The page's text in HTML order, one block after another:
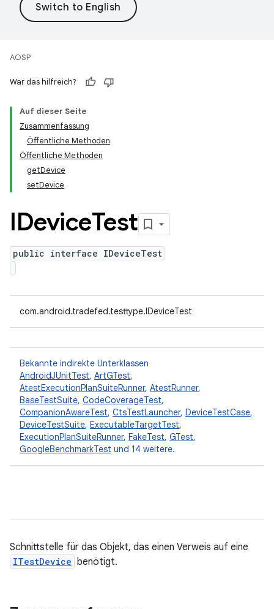
AOSP
War das hilfreich?
Auf dieser Seite
Zusammenfassung
Öffentliche Methoden
Öffentliche Methoden
getDevice
setDevice
IDeviceTest
public interface IDeviceTest
com.android.tradefed.testtype.IDeviceTest
Bekannte indirekte Unterklassen
AndroidJUnitTest, ArtGTest,
AtestExecutionPlanSuiteRunner, AtestRunner,
BaseTestSuite, CodeCoverageTest,
CompanionAwareTest, CtsTestLauncher, DeviceTestCase,
DeviceTestSuite, ExecutableTargetTest,
ExecutionPlanSuiteRunner, FakeTest, GTest,
GoogleBenchmarkTest und 14 weitere.
Schnittstelle für das Objekt, das einen Verweis auf eine
ITestDevice benötigt.